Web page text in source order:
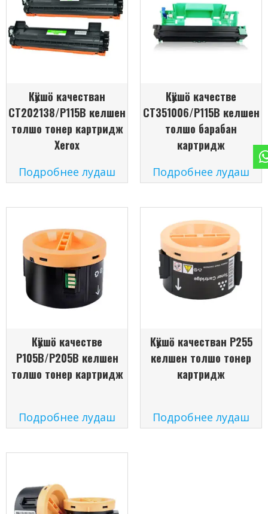
Кӱкшӧ качестван
CT202138/P115B келшен
толшо тонер картридж
Xerox
Подробнее лудаш
Кӱкшӧ качестве
CT351006/P115B келшен
толшо барабан
картридж
Подробнее лудаш
Кӱкшӧ качестве
P105B/P205B келшен
толшо тонер картридж
Подробнее лудаш
Кӱкшӧ качестван P255
келшен толшо тонер
картридж
Подробнее лудаш